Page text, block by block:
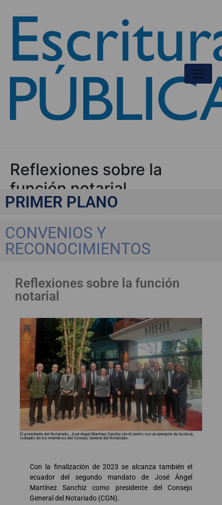
Reflexiones sobre la
función notarial
PRIMER PLANO
CONVENIOS Y
RECONOCIMIENTOS
Reflexiones sobre la función
notarial
El presidente del Notariado, José Ángel Martínez Sanchiz (en el centro con un ejemplar de la obra),
rodeado de los miembros del Consejo General del Notariado.
Con la finalización de 2023 se alcanza también el
ecuador del segundo mandato de José Ángel
Martínez Sanchiz como presidente del Consejo
General del Notariado (CGN).